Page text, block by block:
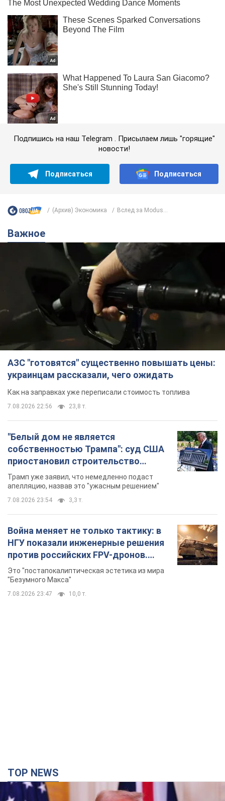
Подпишись на наш Telegram . Присылаем лишь "горящие"
новости!
Подписаться Подписаться
(Архив) Экономика Вслед за Modus...
Важное
АЗС "готовятся" существенно повышать цены:
украинцам рассказали, чего ожидать
Как на заправках уже переписали стоимость топлива
7.08.2026 22:56 23,8 т.
"Белый дом не является
собственностью Трампа": суд США
приостановил строительство
бального зала стоимостью 400 млн
долларов
Трамп уже заявил, что немедленно подаст
апелляцию, назвав это "ужасным решением"
7.08.2026 23:54 3,3 т.
Война меняет не только тактику: в
НГУ показали инженерные решения
против российских FPV-дронов.
Фото
Это "постапокалиптическая эстетика из мира
"Безумного Макса"
7.08.2026 23:47 10,0 т.
TOP NEWS